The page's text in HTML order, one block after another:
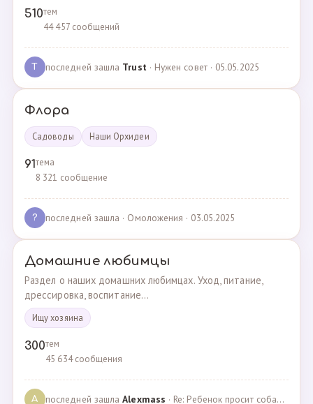
510тем
44 457 сообщений
T последней зашла Trust · Нужен совет · 05.05.2025
Флора
Садоводы Наши Орхидеи
91тема
8 321 сообщение
? последней зашла · Омоложения · 03.05.2025
Домашние любимцы
Раздел о наших домашних любимцах. Уход, питание,
дрессировка, воспитание...
Ищу хозяина
300тем
45 634 сообщения
A последней зашлаAlexmass · Re: Ребенок просит собаку, посоветуйте какую породу… · 30.03.2025